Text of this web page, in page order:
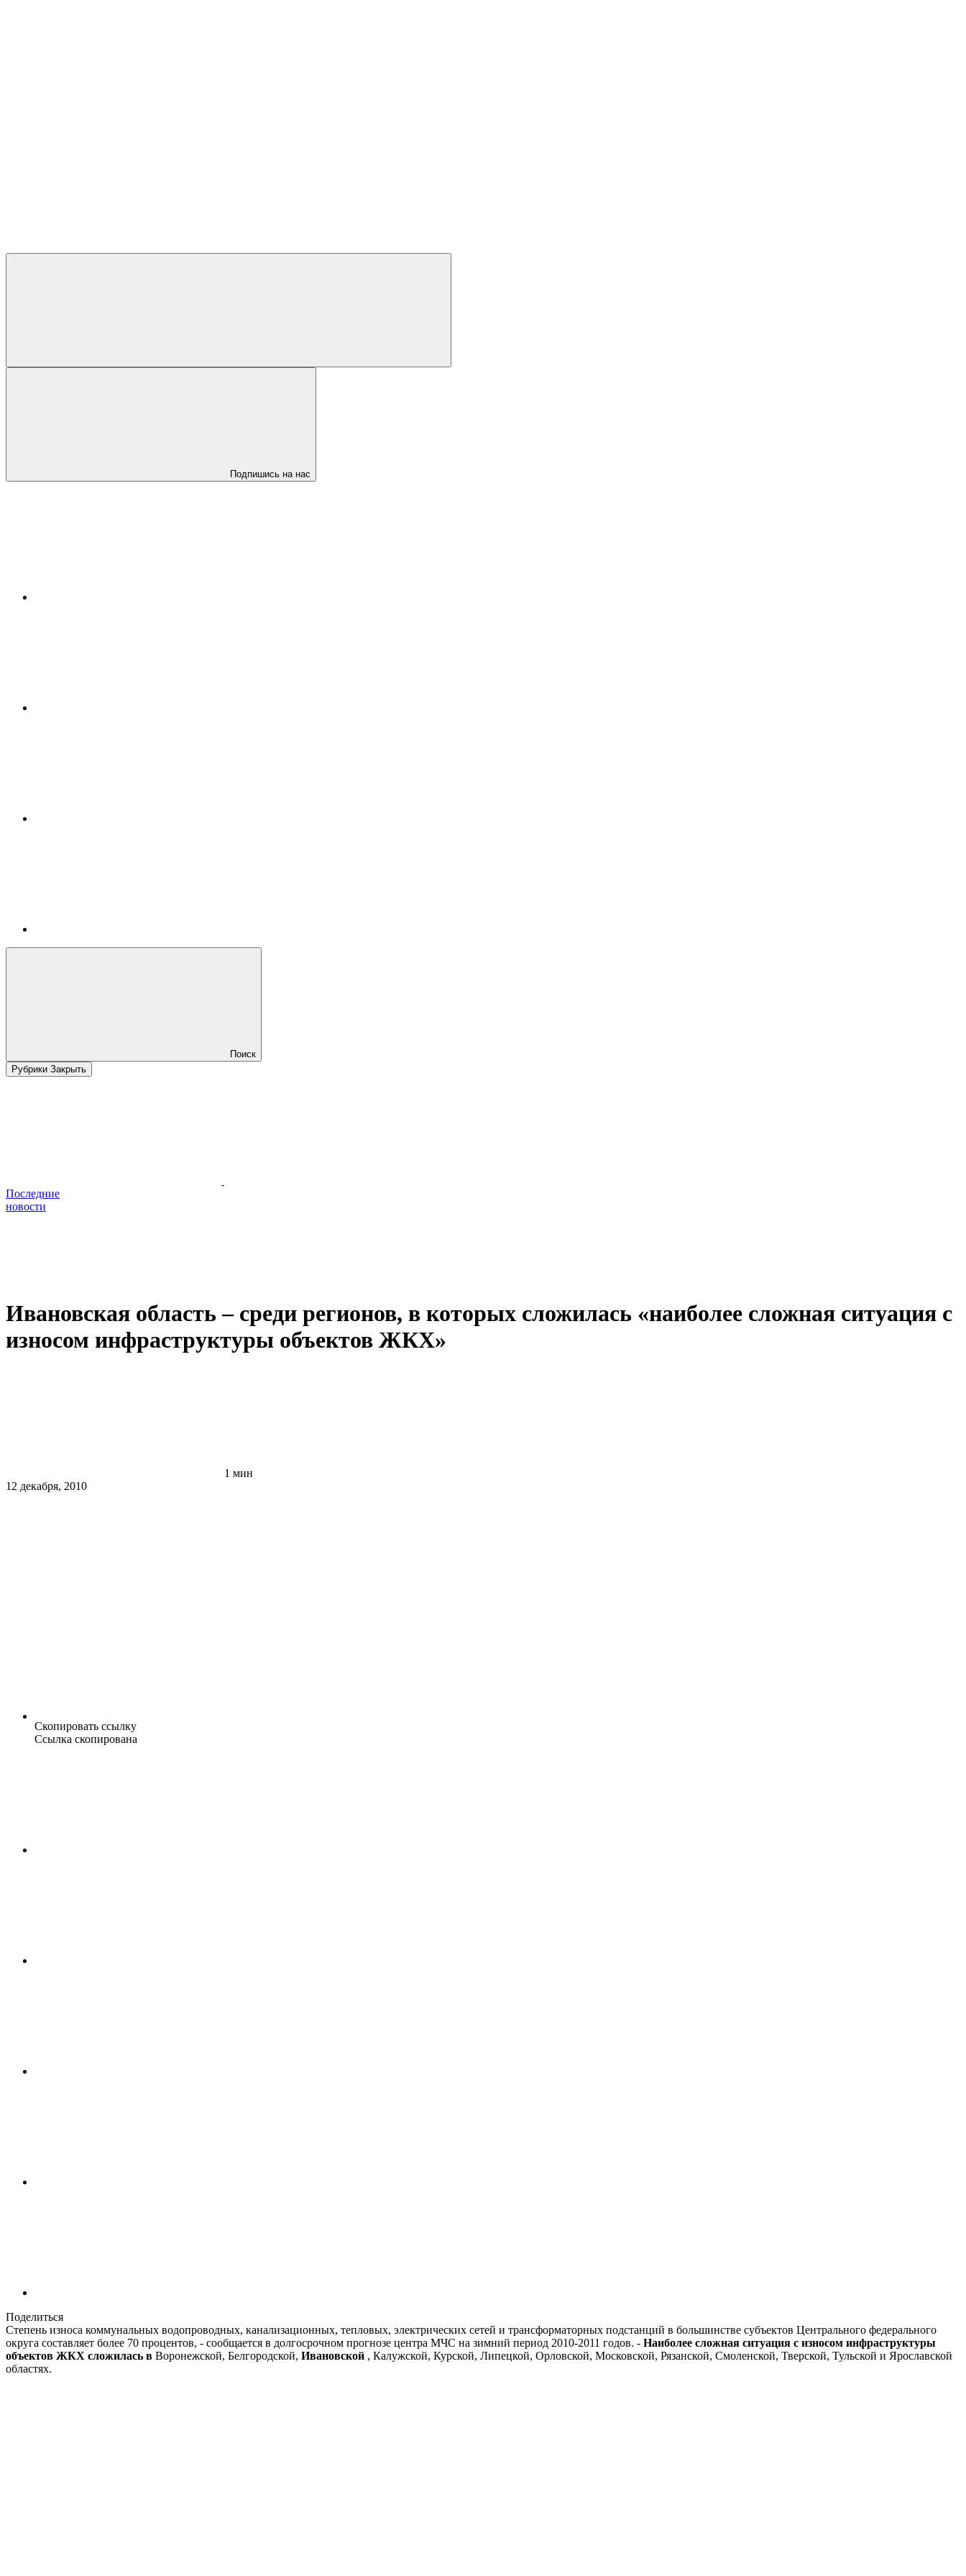
Подпишись на нас
Поиск
Рубрики Закрыть
Последние
новости
Ивановская область – среди регионов, в которых сложилась «наиболее сложная ситуация с
износом инфраструктуры объектов ЖКХ»
1 мин
12 декабря, 2010
Скопировать ссылку
Ссылка скопирована
Поделиться
Степень износа коммунальных водопроводных, канализационных, тепловых, электрических сетей и трансформаторных подстанций в большинстве субъектов Центрального федерального
округа составляет более 70 процентов, - сообщается в долгосрочном прогнозе центра МЧС на зимний период 2010-2011 годов. - Наиболее сложная ситуация с износом инфраструктуры
объектов ЖКХ сложилась в Воронежской, Белгородской, Ивановской , Калужской, Курской, Липецкой, Орловской, Московской, Рязанской, Смоленской, Тверской, Тульской и Ярославской
областях.